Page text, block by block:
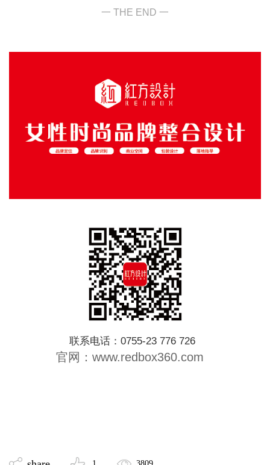
一 THE END 一
联系电话：0755-23 776 726
官网：www.redbox360.com